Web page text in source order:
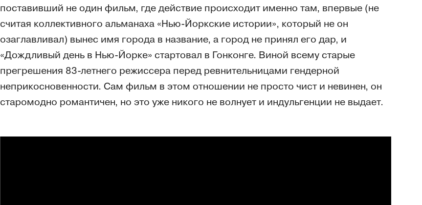
поставивший не один фильм, где действие происходит именно там, впервые (не
считая коллективного альманаха «Нью-Йоркские истории», который не он
озаглавливал) вынес имя города в название, а город не принял его дар, и
«Дождливый день в Нью-Йорке» стартовал в Гонконге. Виной всему старые
прегрешения 83-летнего режиссера перед ревнительницами гендерной
неприкосновенности. Сам фильм в этом отношении не просто чист и невинен, он
старомодно романтичен, но это уже никого не волнует и индульгенции не выдает.